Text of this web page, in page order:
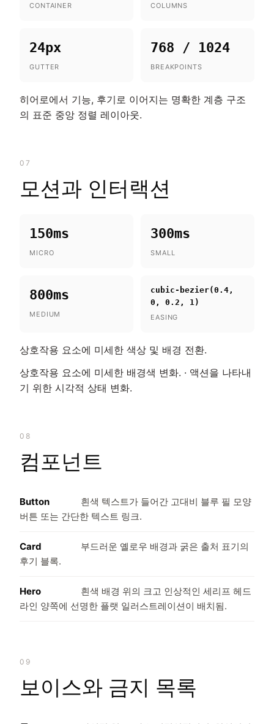
CONTAINER COLUMNS
24px
GUTTER
768 / 1024
BREAKPOINTS
히어로에서 기능, 후기로 이어지는 명확한 계층 구조
의 표준 중앙 정렬 레이아웃.
07
모션과 인터랙션
150ms
MICRO
300ms
SMALL
800ms
MEDIUM
cubic-bezier(0.4,
0, 0.2, 1)
EASING
상호작용 요소에 미세한 색상 및 배경 전환.
상호작용 요소에 미세한 배경색 변화. · 액션을 나타내
기 위한 시각적 상태 변화.
08
컴포넌트
Button
흰색 텍스트가 들어간 고대비 블루 필 모양
버튼 또는 간단한 텍스트 링크.
Card
부드러운 옐로우 배경과 굵은 출처 표기의
후기 블록.
Hero
흰색 배경 위의 크고 인상적인 세리프 헤드
라인 양쪽에 선명한 플랫 일러스트레이션이 배치됨.
09
보이스와 금지 목록